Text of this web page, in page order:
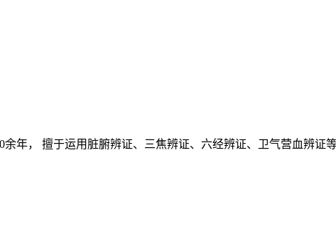
年， 擅于运用脏腑辨证、三焦辨证、六经辨证、卫气营血辨证